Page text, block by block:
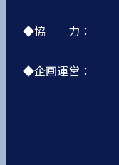
◆協 力：
◆企画運営：